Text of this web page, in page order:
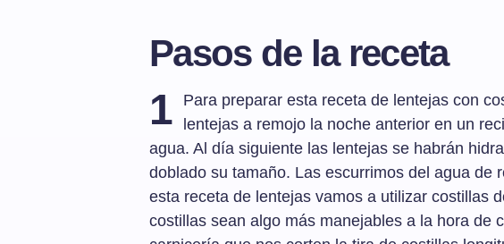
Pasos de la receta
1
Para preparar esta receta de lentejas con
lentejas a remojo la noche anterior en un
agua. Al día siguiente las lentejas se habrán
doblado su tamaño. Las escurrimos del agua de
esta receta de lentejas vamos a utilizar costillas
costillas sean algo más manejables a la hora de